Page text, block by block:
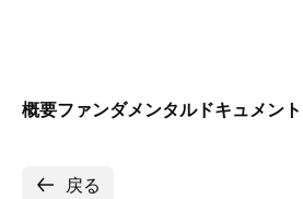
概要ファンダメンタルドキュメント
戻る